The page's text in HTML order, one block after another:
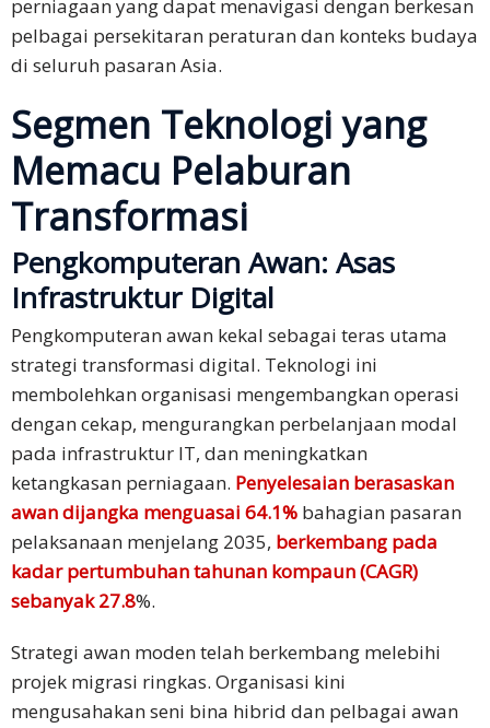
perniagaan yang dapat menavigasi dengan berkesan
pelbagai persekitaran peraturan dan konteks budaya
di seluruh pasaran Asia.​
Segmen Teknologi yang
Memacu Pelaburan
Transformasi
Pengkomputeran Awan: Asas
Infrastruktur Digital
Pengkomputeran awan kekal sebagai teras utama
strategi transformasi digital. Teknologi ini
membolehkan organisasi mengembangkan operasi
dengan cekap, mengurangkan perbelanjaan modal
pada infrastruktur IT, dan meningkatkan
ketangkasan perniagaan. Penyelesaian berasaskan
awan dijangka menguasai 64.1% bahagian pasaran
pelaksanaan menjelang 2035, berkembang pada
kadar pertumbuhan tahunan kompaun (CAGR)
sebanyak 27.8%.​
Strategi awan moden telah berkembang melebihi
projek migrasi ringkas. Organisasi kini
mengusahakan seni bina hibrid dan pelbagai awan